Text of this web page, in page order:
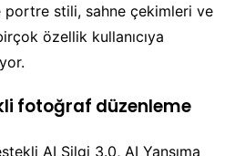
portre stili, sahne çekimleri ve
özellik kullanıcıya
fotoğraf düzenleme
AI Silgi 3.0, AI Yansıma